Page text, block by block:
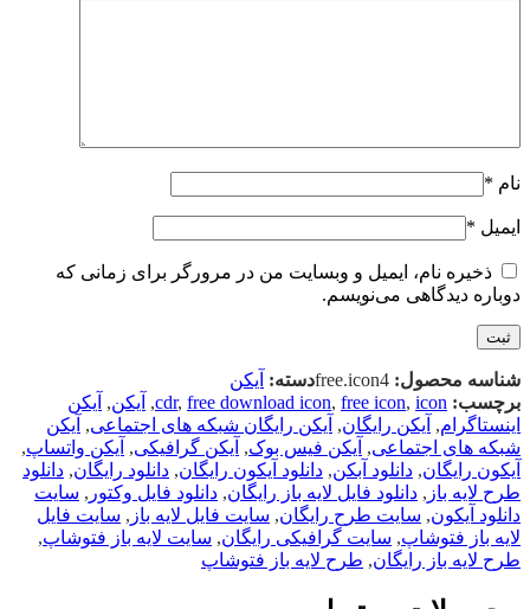
نام *
ایمیل *
ذخیره نام، ایمیل و وبسایت من در مرورگر برای زمانی که
دوباره دیدگاهی می‌نویسم.
شناسه محصول: free.icon4دسته: آیکن
برچسب:
cdr, free download icon, free icon, icon
, آیکن, آیکن
اینستاگرام, آیکن رایگان, آیکن رایگان شبکه های اجتماعی, آیکن
شبکه های اجتماعی, آیکن فیس بوک, آیکن گرافیکی, آیکن واتساپ,
آیکون رایگان, دانلود آبکن, دانلود آیکون رایگان, دانلود رایگان, دانلود
طرح لایه باز , دانلود فایل لایه باز رایگان, دانلود فایل وکتور , سایت
دانلود آیکون, سایت طرح رایگان, سایت فایل لایه باز , سایت فایل
لایه باز فتوشاپ, سایت گرافیکی رایگان, سایت لایه باز فتوشاپ,
طرح لایه باز رایگان, طرح لایه باز فتوشاپ